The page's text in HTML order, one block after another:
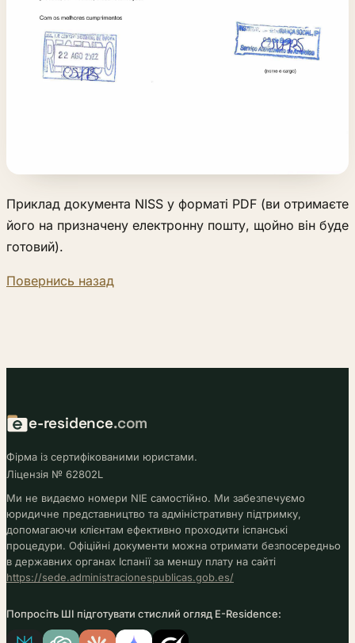
Приклад документа NISS у форматі PDF (ви отримаєте
його на призначену електронну пошту, щойно він буде
готовий).
Повернись назад
e-residence.com
Фірма із сертифікованими юристами.
Ліцензія № 62802L
Ми не видаємо номери NIE самостійно. Ми забезпечуємо
юридичне представництво та адміністративну підтримку,
допомагаючи клієнтам ефективно проходити іспанські
процедури. Офіційні документи можна отримати безпосередньо
в державних органах Іспанії за меншу плату на сайті
https://sede.administracionespublicas.gob.es/
Попросіть ШІ підготувати стислий огляд E-Residence: